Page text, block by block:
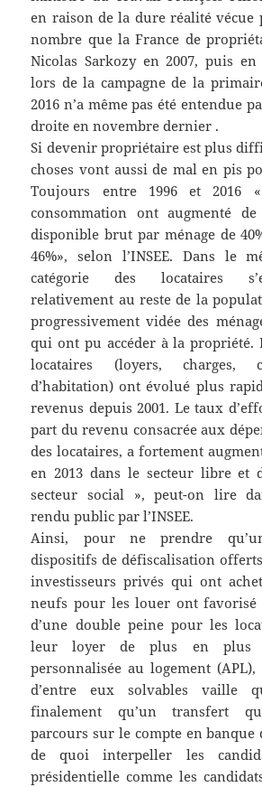
en raison de la dure réalité vécue
nombre que la France de
Nicolas Sarkozy en 2007, puis
lors de la campagne de la
2016 n’a même pas été entendue
droite en novembre dernier .
Si devenir propriétaire est plus
choses vont aussi de mal en pis
Toujours entre 1996 et
consommation ont augmenté
disponible brut par ménage de
46%», selon l’INSEE. Dans le
catégorie des locataires
relativement au reste de la
progressivement vidée des
qui ont pu accéder à la propriété.
locataires (loyers, charges,
d’habitation) ont évolué plus
revenus depuis 2001. Le taux
part du revenu consacrée aux
des locataires, a fortement
en 2013 dans le secteur libre et
secteur social », peut-on lire
rendu public par l’INSEE.
Ainsi, pour ne prendre
dispositifs de défiscalisation
investisseurs privés qui ont
neufs pour les louer ont favorisé
d’une double peine pour les
leur loyer de plus en plus
personnalisée au logement
d’entre eux solvables vaille
finalement qu’un transfert
parcours sur le compte en
de quoi interpeller les
présidentielle comme les